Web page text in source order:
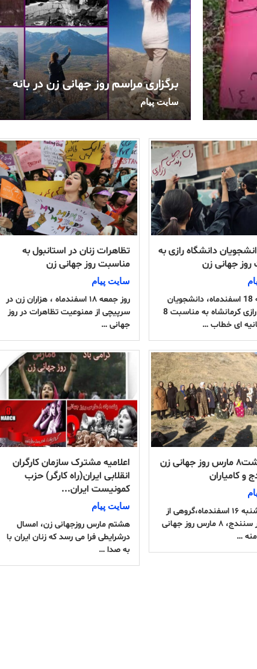
برگزاری مراسم روز جهانی زن در بانه
سایت پیام
دانشگاه رازی به
جهانی زن
روز جمعه 18 اسفندماه، دانشجویان
دانشگاه رازی کرمانشاه به مناسبت 8
ای خطاب …
تظاهرات زنان در استانبول به
مناسبت روز جهانی زن
سایت پیام
روز جمعه ۱۸ اسفندماه ، هزاران زن در
سرپیچی از ممنوعیت تظاهرات در روز
جهانی …
گرامیداشت۸ مارس روز جهانی زن
و کامیاران
روز چهارشنبه ۱۶ اسفندماه،گروهی از
زنان شهر سنندج، ۸ مارس روز جهانی
…
اعلامیه مشترک سازمان کارگران
انقلابی ایران(راه کارگر) حزب
کمونیست ایران...
سایت پیام
هشتم مارس روزجهانی زن، امسال
درشرایطی فرا می رسد که زنان ایران با
به صدا …